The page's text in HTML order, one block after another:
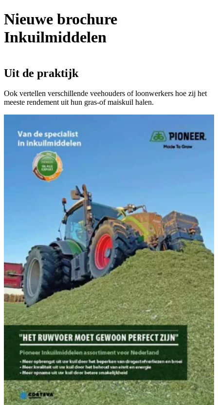
Nieuwe brochure
Inkuilmiddelen
Uit de praktijk
Ook vertellen verschillende veehouders of loonwerkers hoe zij het
meeste rendement uit hun gras-of maiskuil halen.